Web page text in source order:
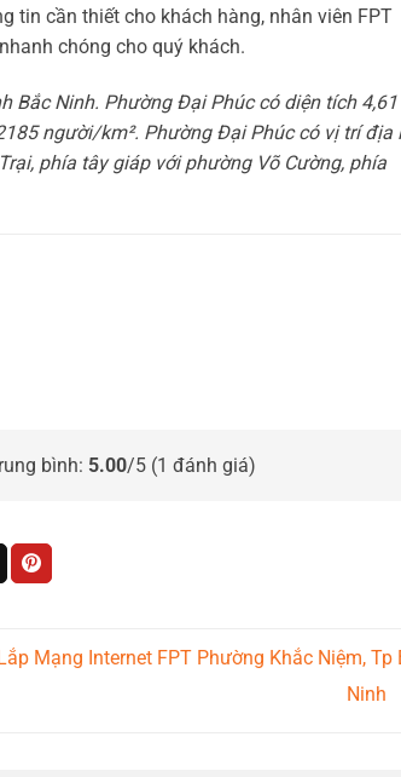
tin cần thiết cho khách hàng, nhân viên FPT
chóng cho quý khách.
Bắc Ninh. Phường Đại Phúc có diện tích 4,61
người/km². Phường Đại Phúc có vị trí địa
phía tây giáp với phường Võ Cường, phía
bình: 5.00/5 (1 đánh giá)
Mạng Internet FPT Phường Khắc Niệm, Tp
Ninh